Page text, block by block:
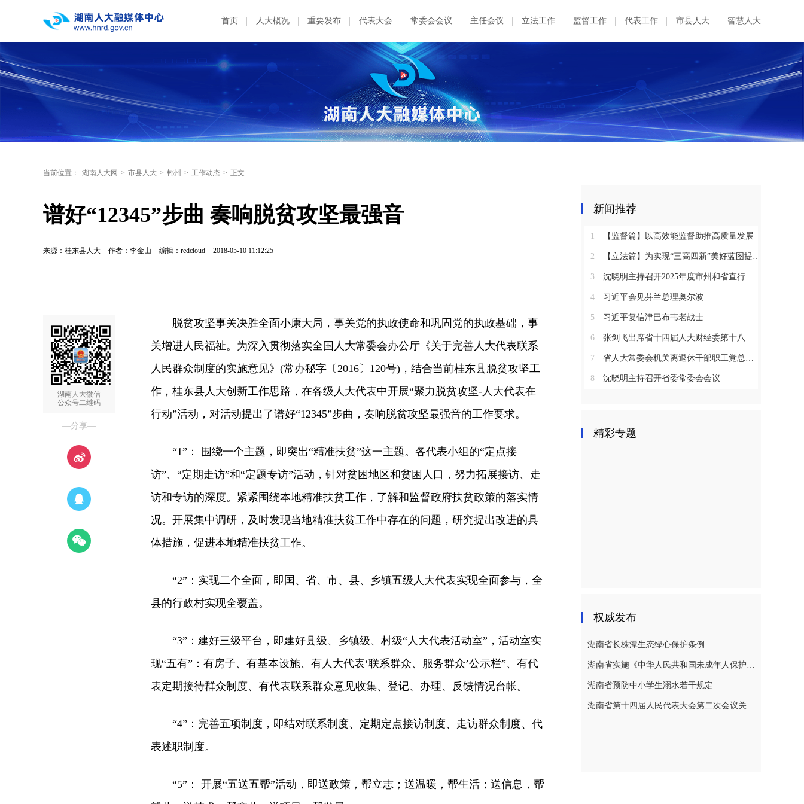
首页 人大概况 重要发布 代表大会 常委会会议 主任会议 立法工作 监督工作 代表工作 市县人大 智慧人大
当前位置： 湖南人大网 > 市县人大 > 郴州 > 工作动态 > 正文
谱好“12345”步曲 奏响脱贫攻坚最强音
来源：桂东县人大 作者：李金山 编辑：redcloud 2018-05-10 11:12:25
湖南人大微信
公众号二维码
—分享—
脱贫攻坚事关决胜全面小康大局，事关党的执政使命和巩固党的执政基础，事
关增进人民福祉。为深入贯彻落实全国人大常委会办公厅《关于完善人大代表联系
人民群众制度的实施意见》(常办秘字〔2016〕120号)，结合当前桂东县脱贫攻坚工
作，桂东县人大创新工作思路，在各级人大代表中开展“聚力脱贫攻坚-人大代表在
行动”活动，对活动提出了谱好“12345”步曲，奏响脱贫攻坚最强音的工作要求。
“1”： 围绕一个主题，即突出“精准扶贫”这一主题。各代表小组的“定点接
访”、“定期走访”和“定题专访”活动，针对贫困地区和贫困人口，努力拓展接访、走
访和专访的深度。紧紧围绕本地精准扶贫工作，了解和监督政府扶贫政策的落实情
况。开展集中调研，及时发现当地精准扶贫工作中存在的问题，研究提出改进的具
体措施，促进本地精准扶贫工作。
“2”：实现二个全面，即国、省、市、县、乡镇五级人大代表实现全面参与，全
县的行政村实现全覆盖。
“3”：建好三级平台，即建好县级、乡镇级、村级“人大代表活动室”，活动室实
现“五有”：有房子、有基本设施、有人大代表‘联系群众、服务群众’公示栏”、有代
表定期接待群众制度、有代表联系群众意见收集、登记、办理、反馈情况台帐。
“4”：完善五项制度，即结对联系制度、定期定点接访制度、走访群众制度、代
表述职制度。
“5”： 开展“五送五帮”活动，即送政策，帮立志；送温暖，帮生活；送信息，帮
新闻推荐
1 【监督篇】以高效能监督助推高质量发展
2 【立法篇】为实现“三高四新”美好蓝图提供坚实法治保障
3 沈晓明主持召开2025年度市州和省直行业系统党（工）委书记抓基层党建工作述职评议会议
4 习近平会见芬兰总理奥尔波
5 习近平复信津巴布韦老战士
6 张剑飞出席省十四届人大财经委第十八次全体会议
7 省人大常委会机关离退休干部职工党总支召开2025年度总结表彰大会
8 沈晓明主持召开省委常委会会议
精彩专题
权威发布
湖南省长株潭生态绿心保护条例
湖南省实施《中华人民共和国未成年人保护法》若干规定
湖南省预防中小学生溺水若干规定
湖南省第十四届人民代表大会第二次会议关于湖南省人民代表大会常务委员会工作报告的决议